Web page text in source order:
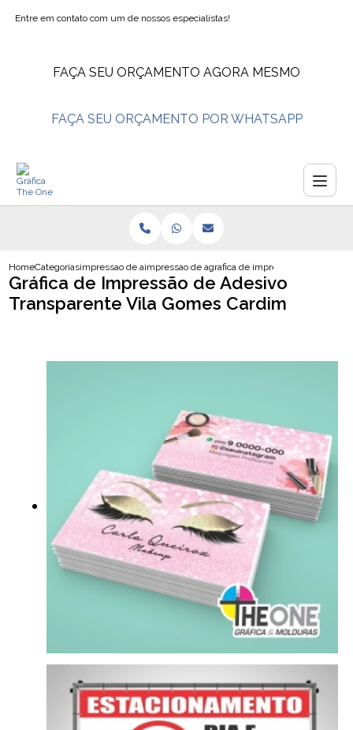
Entre em contato com um de nossos especialistas!
FAÇA SEU ORÇAMENTO AGORA MESMO
FAÇA SEU ORÇAMENTO POR WHATSAPP
HomeCategoriasimpressao de adesivosimpressao de adesivos personalizados
grafica de impressao de adesivo
Gráfica de Impressão de Adesivo
Transparente Vila Gomes Cardim